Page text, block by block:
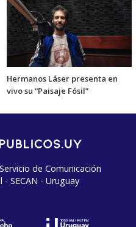
Hermanos Láser presenta en
vivo su “Paisaje Fósil”
de Comunicación
SECAN - Uruguay